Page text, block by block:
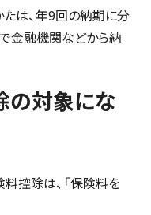
たは、年9回の納期に分
金融機関などから納
の対象にな
控除は、「保険料を